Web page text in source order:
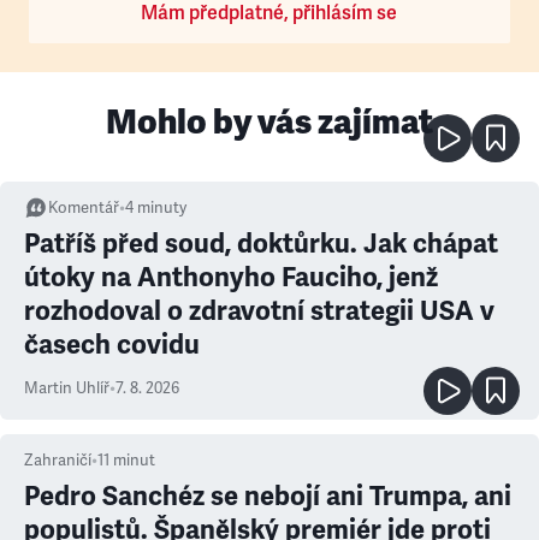
Mám předplatné, přihlásím se
Mohlo by vás zajímat
Komentář•4 minuty
Patříš před soud, doktůrku. Jak chápat
útoky na Anthonyho Fauciho, jenž
rozhodoval o zdravotní strategii USA v
časech covidu
Martin Uhlíř•7. 8. 2026
Zahraničí•11 minut
Pedro Sanchéz se nebojí ani Trumpa, ani
populistů. Španělský premiér jde proti